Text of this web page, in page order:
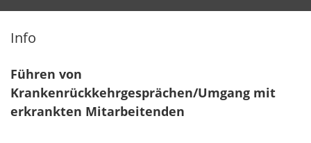
Info
Führen von
Krankenrückkehrgesprächen/Umgang mit
erkrankten Mitarbeitenden